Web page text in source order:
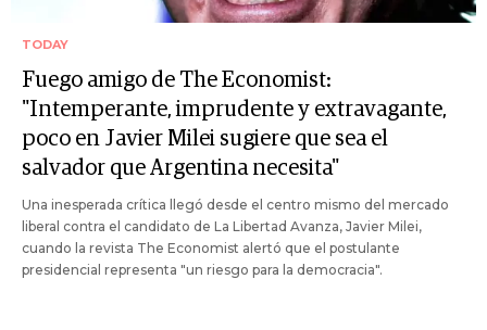
TODAY
Fuego amigo de The Economist:
"Intemperante, imprudente y extravagante,
poco en Javier Milei sugiere que sea el
salvador que Argentina necesita"
Una inesperada crítica llegó desde el centro mismo del mercado
liberal contra el candidato de La Libertad Avanza, Javier Milei,
cuando la revista The Economist alertó que el postulante
presidencial representa "un riesgo para la democracia".